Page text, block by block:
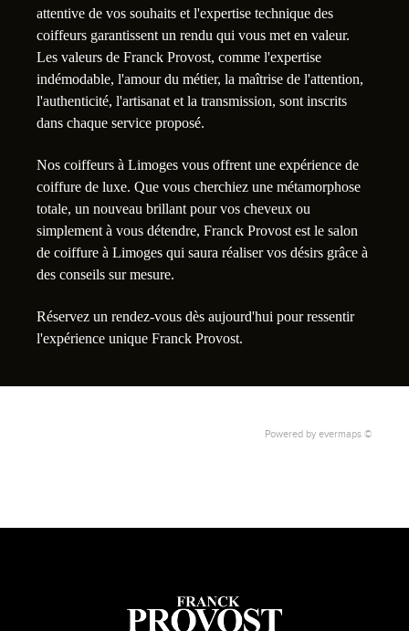
attentive de vos souhaits et l'expertise technique des
coiffeurs garantissent un rendu qui vous met en valeur.
Les valeurs de Franck Provost, comme l'expertise
indémodable, l'amour du métier, la maîtrise de l'attention,
l'authenticité, l'artisanat et la transmission, sont inscrits
dans chaque service proposé.
Nos coiffeurs à Limoges vous offrent une expérience de
coiffure de luxe. Que vous cherchiez une métamorphose
totale, un nouveau brillant pour vos cheveux ou
simplement à vous détendre, Franck Provost est le salon
de coiffure à Limoges qui saura réaliser vos désirs grâce à
des conseils sur mesure.
Réservez un rendez-vous dès aujourd'hui pour ressentir
l'expérience unique Franck Provost.
Powered by evermaps ©